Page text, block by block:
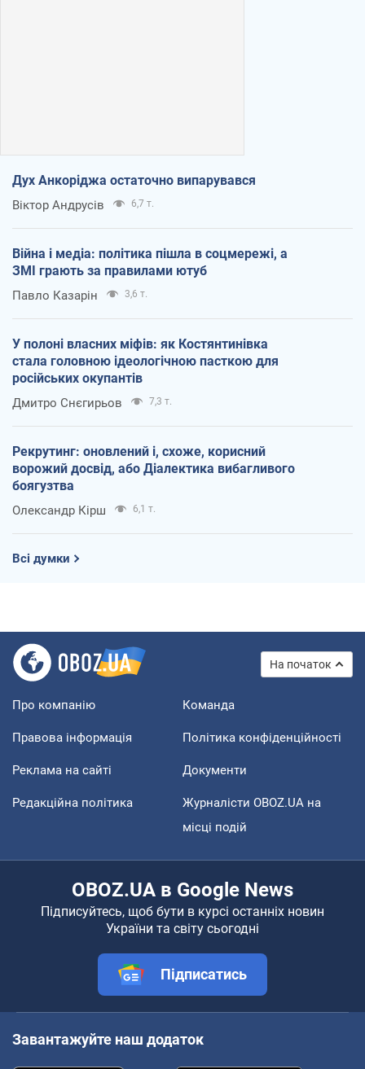
Дух Анкоріджа остаточно випарувався
Віктор Андрусів 6,7 т.
Війна і медіа: політика пішла в соцмережі, а
ЗМІ грають за правилами ютуб
Павло Казарін 3,6 т.
У полоні власних міфів: як Костянтинівка
стала головною ідеологічною пасткою для
російських окупантів
Дмитро Снєгирьов 7,3 т.
Рекрутинг: оновлений і, схоже, корисний
ворожий досвід, або Діалектика вибагливого
боягузтва
Олександр Кірш 6,1 т.
Всі думки
На початок
Про компанію Команда
Правова інформація Політика конфіденційності
Реклама на сайті Документи
Редакційна політика
Журналісти OBOZ.UA на
місці подій
OBOZ.UA в Google News
Підписуйтесь, щоб бути в курсі останніх новин
України та світу сьогодні
Підписатись
Завантажуйте наш додаток